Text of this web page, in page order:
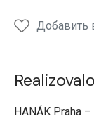
Добавить
HANÁK Praha